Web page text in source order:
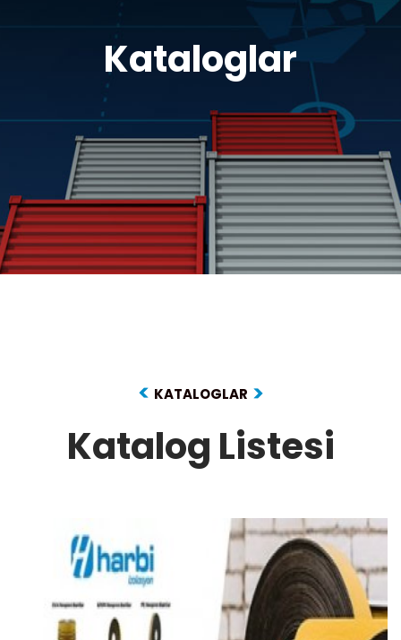
Kataloglar
KATALOGLAR
Katalog Listesi